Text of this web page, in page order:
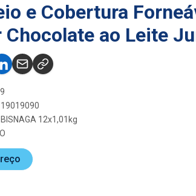
e Cobertura
Chocolate ao Leite
12x1,01kg